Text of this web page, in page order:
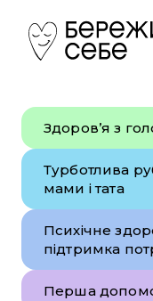
Здоров’я з
Турботлива
мами і тата
Психічне
підтримка
Перша